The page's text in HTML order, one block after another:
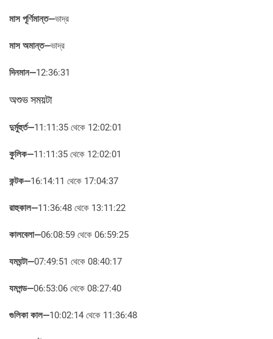
মাস পূর্ণিমান্ত—ভাদ্র
মাস অমান্ত—ভাদ্র
দিনমান—12:36:31
অশুভ সময়টা
দুর্মুহুর্ত—11:11:35 থেকে 12:02:01
কুলিক—11:11:35 থেকে 12:02:01
কন্টক—16:14:11 থেকে 17:04:37
রাহুকাল—11:36:48 থেকে 13:11:22
কালবেলা—06:08:59 থেকে 06:59:25
যমঘন্টা—07:49:51 থেকে 08:40:17
যমগন্ড—06:53:06 থেকে 08:27:40
গুলিকা কাল—10:02:14 থেকে 11:36:48